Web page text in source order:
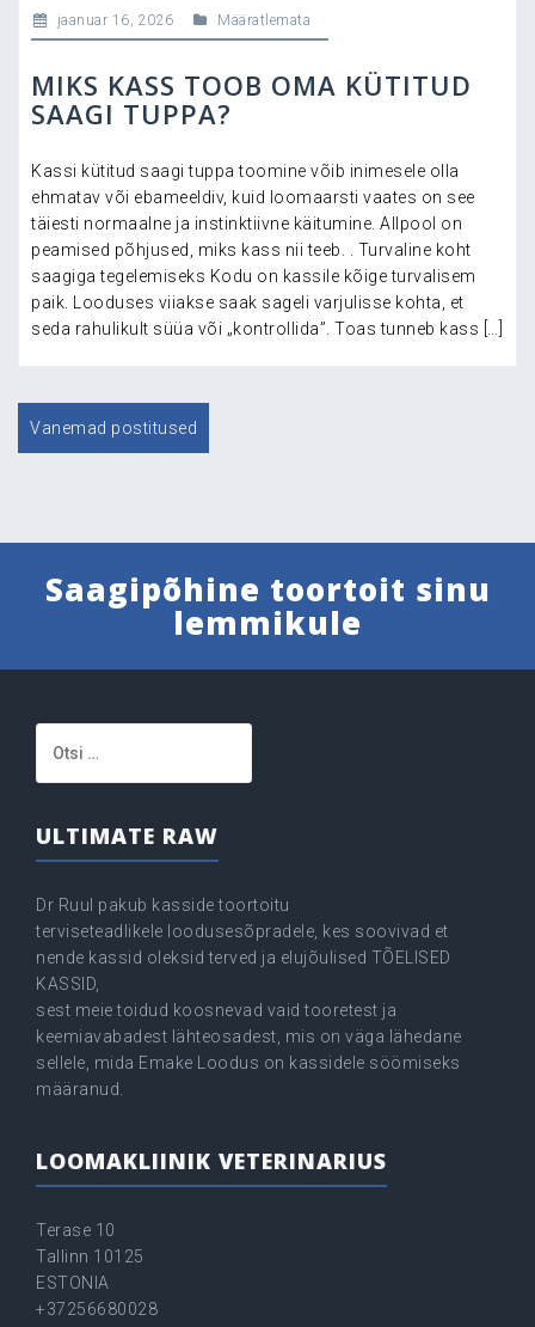
jaanuar 16, 2026 Määratlemata
MIKS KASS TOOB OMA KÜTITUD
SAAGI TUPPA?
Kassi kütitud saagi tuppa toomine võib inimesele olla
ehmatav või ebameeldiv, kuid loomaarsti vaates on see
täiesti normaalne ja instinktiivne käitumine. Allpool on
peamised põhjused, miks kass nii teeb. . Turvaline koht
saagiga tegelemiseks Kodu on kassile kõige turvalisem
paik. Looduses viiakse saak sageli varjulisse kohta, et
seda rahulikult süüa või „kontrollida”. Toas tunneb kass […]
Navigeerimine
Vanemad postitused
Saagipõhine toortoit sinu
lemmikule
ULTIMATE RAW
Dr Ruul pakub kasside toortoitu
terviseteadlikele loodusesõpradele, kes soovivad et
nende kassid oleksid terved ja elujõulised TÕELISED
KASSID,
sest meie toidud koosnevad vaid tooretest ja
keemiavabadest lähteosadest, mis on väga lähedane
sellele, mida Emake Loodus on kassidele söömiseks
määranud.
LOOMAKLIINIK VETERINARIUS
Terase 10
Tallinn 10125
ESTONIA
+37256680028